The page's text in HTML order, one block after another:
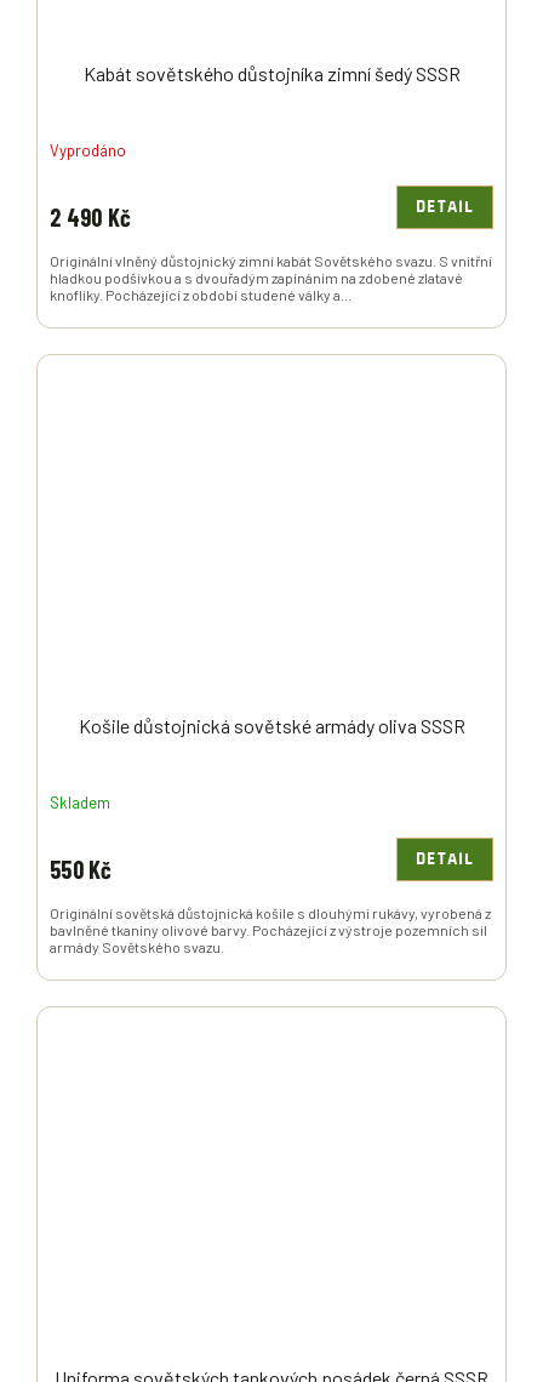
Kabát sovětského důstojníka zimní šedý SSSR
Vyprodáno
2 490 Kč DETAIL
Originální vlněný důstojnický zimní kabát Sovětského svazu. S vnitřní
hladkou podšívkou a s dvouřadým zapínáním na zdobené zlatavé
knoflíky. Pocházející z období studené války a...
Košile důstojnická sovětské armády oliva SSSR
Skladem
550 Kč DETAIL
Originální sovětská důstojnická košile s dlouhými rukávy, vyrobená z
bavlněné tkaniny olivové barvy. Pocházející z výstroje pozemních sil
armády Sovětského svazu.